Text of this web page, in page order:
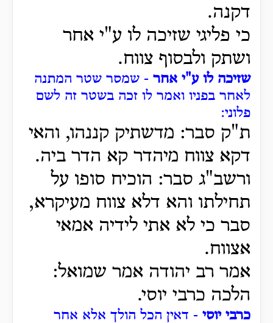
דקנה.
כי פליגי שזיכה לו ע"י אחר
ושתק ולבסוף צווח.
שזיכה לו ע"י אחר - שמסר שטר המתנה
לאחר בפניו ואמר לו זכה בשטר זה לשם
פלוני:
ת"ק סבר: מדשתיק קננהו, והאי
דקא צווח מיהדר קא הדר ביה.
ורשב"ג סבר: הוכיח סופו על
תחילתו והא דלא צווח מעיקרא,
סבר כי לא אתי לידיה אמאי
אצווח.
אמר רב יהודה אמר שמואל:
הלכה כרבי יוסי.
כרבי יוסי - דאין הכל הולך אלא אחר